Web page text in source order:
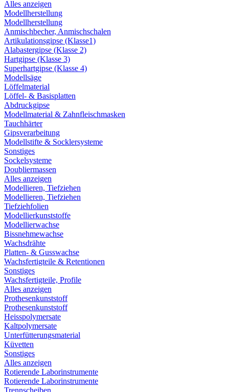
Alles anzeigen
Modellherstellung
Modellherstellung
Anmischbecher, Anmischschalen
Artikulationsgipse (Klasse1)
Alabastergipse (Klasse 2)
Hartgipse (Klasse 3)
Superhartgipse (Klasse 4)
Modellsäge
Löffelmaterial
Löffel- & Basisplatten
Abdruckgipse
Modellmaterial & Zahnfleischmasken
Tauchhärter
Gipsverarbeitung
Modellstifte & Socklersysteme
Sonstiges
Sockelsysteme
Doubliermassen
Alles anzeigen
Modellieren, Tiefziehen
Modellieren, Tiefziehen
Tiefziehfolien
Modellierkunststoffe
Modellierwachse
Bissnehmewachse
Wachsdrähte
Platten- & Gusswachse
Wachsfertigteile & Retentionen
Sonstiges
Wachsfertigteile, Profile
Alles anzeigen
Prothesenkunststoff
Prothesenkunststoff
Heisspolymersate
Kaltpolymersate
Unterfütterungsmaterial
Küvetten
Sonstiges
Alles anzeigen
Rotierende Laborinstrumente
Rotierende Laborinstrumente
Trennscheiben